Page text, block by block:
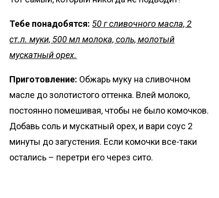
Тебе понадобятся: 50 г сливочного масла, 2
ст.л. муки, 500 мл молока, соль, молотый
мускатный орех.
Приготовление: Обжарь муку на сливочном
масле до золотистого оттенка. Влей молоко,
постоянно помешивая, чтобы не было комочков.
Добавь соль и мускатный орех, и вари соус 2
минуты до загустения. Если комочки все-таки
остались – перетри его через сито.